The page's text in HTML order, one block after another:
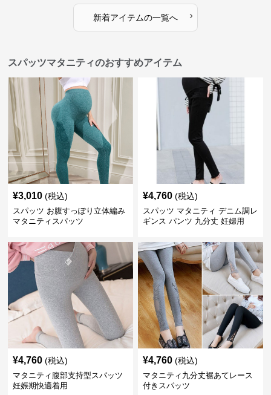
新着アイテムの一覧へ ›
スパッツマタニティのおすすめアイテム
¥3,010 (税込)
スパッツ お腹すっぽり立体編み
マタニティスパッツ
¥4,760 (税込)
スパッツ マタニティ デニム調レ
ギンス パンツ 九分丈 妊婦用
¥4,760 (税込)
マタニティ腹部支持型スパッツ
妊娠期快適着用
¥4,760 (税込)
マタニティ九分丈裾あてレース
付きスパッツ